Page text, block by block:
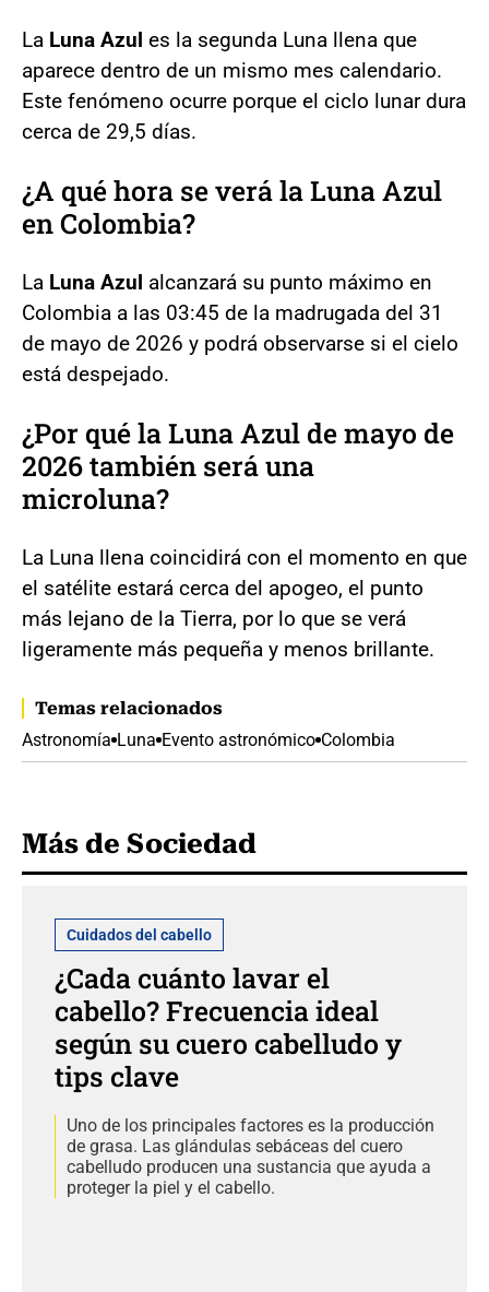
La Luna Azul es la segunda Luna llena que
aparece dentro de un mismo mes calendario.
Este fenómeno ocurre porque el ciclo lunar dura
cerca de 29,5 días.
¿A qué hora se verá la Luna Azul
en Colombia?
La Luna Azul alcanzará su punto máximo en
Colombia a las 03:45 de la madrugada del 31
de mayo de 2026 y podrá observarse si el cielo
está despejado.
¿Por qué la Luna Azul de mayo de
2026 también será una
microluna?
La Luna llena coincidirá con el momento en que
el satélite estará cerca del apogeo, el punto
más lejano de la Tierra, por lo que se verá
ligeramente más pequeña y menos brillante.
Temas relacionados
Astronomía Luna Evento astronómico Colombia
Más de Sociedad
Cuidados del cabello
¿Cada cuánto lavar el
cabello? Frecuencia ideal
según su cuero cabelludo y
tips clave
Uno de los principales factores es la producción
de grasa. Las glándulas sebáceas del cuero
cabelludo producen una sustancia que ayuda a
proteger la piel y el cabello.